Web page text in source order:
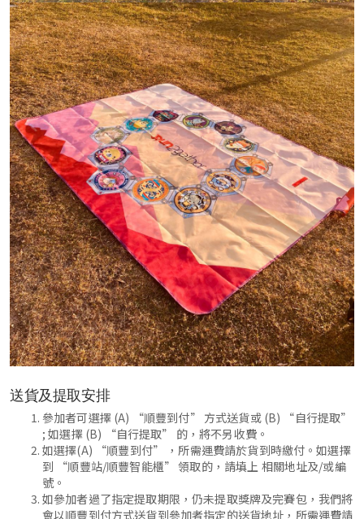
送貨及提取安排
參加者可選擇 (A) “順豐到付” 方式送貨或 (B) “自行提取”
; 如選擇 (B) “自行提取” 的，將不另收費。
如選擇(A) “順豐到付” ，所需運費請於貨到時繳付。如選擇
到 “順豐站/順豐智能櫃” 領取的，請填上 相關地址及/或編
號。
如參加者過了指定提取期限，仍未提取獎牌及完賽包，我們將
會以順豐到付方式送貨到參加者指定的送貨地址，所需運費請